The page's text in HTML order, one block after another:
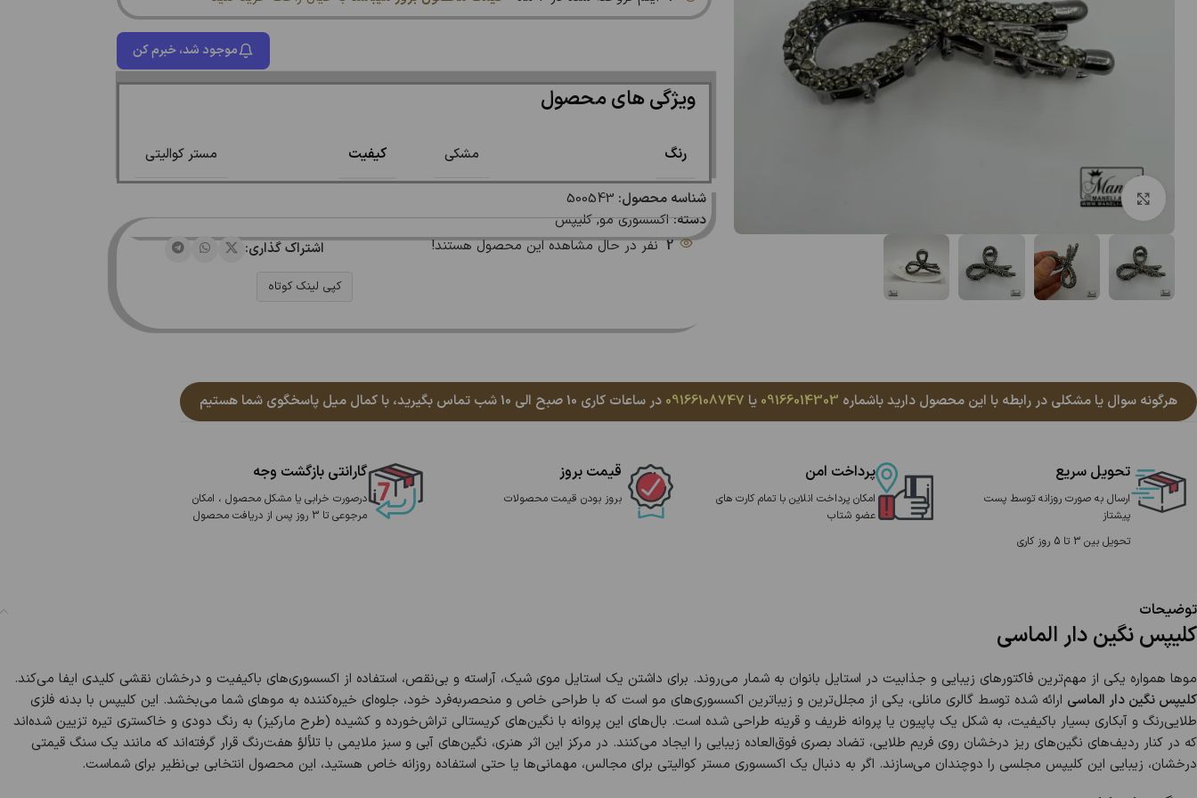
بزرگنمایی تصویر
موجود شد، خبرم کن
ویژگی های محصول
رنگ مشکی کیفیت مستر کوالیتی
شناسه محصول: 500543
دسته: اکسسوری مو, کلیپس
2 نفر در حال مشاهده این محصول هستند! اشتراک گذاری:
کپی لینک کوتاه
هرگونه سوال یا مشکلی در رابطه با این محصول دارید باشماره 09166014303 یا 09166108747 در ساعات کاری 10 صبح الی 10 شب تماس بگیرید، با کمال میل پاسخگوی شما هستیم
تحویل سریع
ارسال به صورت روزانه توسط پست
پیشتاز
تحویل بین 3 تا 5 روز کاری
پرداخت امن
امکان پرداخت انلاین با تمام کارت های
عضو شتاب
قیمت بروز
بروز بودن قیمت محصولات
گارانتی بازگشت وجه
درصورت خرابی یا مشکل محصول ، امکان
مرجوعی تا 3 روز پس از دریافت محصول
توضیحات
کلیپس نگین دار الماسی
موها همواره یکی از مهم‌ترین فاکتورهای زیبایی و جذابیت در استایل بانوان به شمار می‌روند. برای داشتن یک استایل موی شیک، آراسته و بی‌نقص، استفاده از اکسسوری‌های باکیفیت و درخشان نقشی کلیدی ایفا می‌کند.
کلیپس نگین دار الماسی ارائه شده توسط گالری مانلی، یکی از مجلل‌ترین و زیباترین اکسسوری‌های مو است که با طراحی خاص و منحصربه‌فرد خود، جلوه‌ای خیره‌کننده به موهای شما می‌بخشد. این کلیپس با بدنه فلزی
طلایی‌رنگ و آبکاری بسیار باکیفیت، به شکل یک پاپیون یا پروانه ظریف و قرینه طراحی شده است. بال‌های این پروانه با نگین‌های کریستالی تراش‌خورده و کشیده (طرح مارکیز) به رنگ دودی و خاکستری تیره تزیین شده‌اند
که در کنار ردیف‌های نگین‌های ریز درخشان روی فریم طلایی، تضاد بصری فوق‌العاده زیبایی را ایجاد می‌کنند. در مرکز این اثر هنری، نگین‌های آبی و سبز ملایمی با تلألؤ هفت‌رنگ قرار گرفته‌اند که مانند یک سنگ قیمتی
درخشان، زیبایی این کلیپس مجلسی را دوچندان می‌سازند. اگر به دنبال یک اکسسوری مستر کوالیتی برای مجالس، مهمانی‌ها یا حتی استفاده روزانه خاص هستید، این محصول انتخابی بی‌نظیر برای شماست.